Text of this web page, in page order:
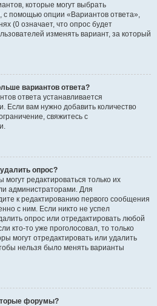
которые могут выбрать
с помощью опции «Вариантов ответа»,
(0 означает, что опрос будет
изменять вариант, за который
вариантов ответа?
ответа устанавливается
Если вам нужно добавить количество
свяжитесь с
опрос?
редактироваться только их
администраторами. Для
к редактированию первого сообщения
с ним. Если никто не успел
опрос или отредактировать любой
кто-то уже проголосовал, то только
могут отредактировать или удалить
нельзя было менять варианты
форумы?